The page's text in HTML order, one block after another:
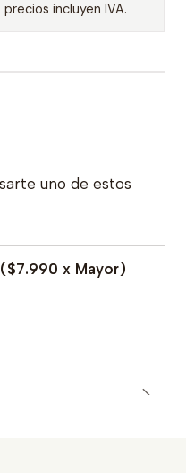
precios incluyen IVA.
uno de estos
($7.990 x Mayor)